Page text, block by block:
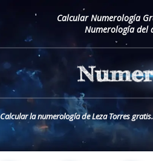
Calcular Numerología
Numerología del
Calcular la numerología de Leza Torres